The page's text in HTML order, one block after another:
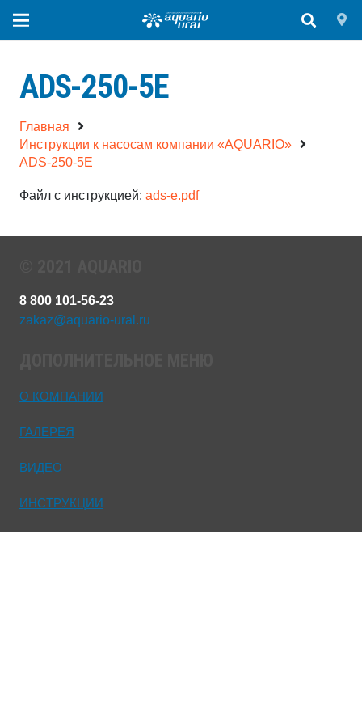
ADS-250-5E
Главная
Инструкции к насосам компании «AQUARIO»
ADS-250-5E
Файл с инструкцией: ads-e.pdf
8 800 101-56-23
zakaz@aquario-ural.ru
О КОМПАНИИ
ГАЛЕРЕЯ
ВИДЕО
ИНСТРУКЦИИ